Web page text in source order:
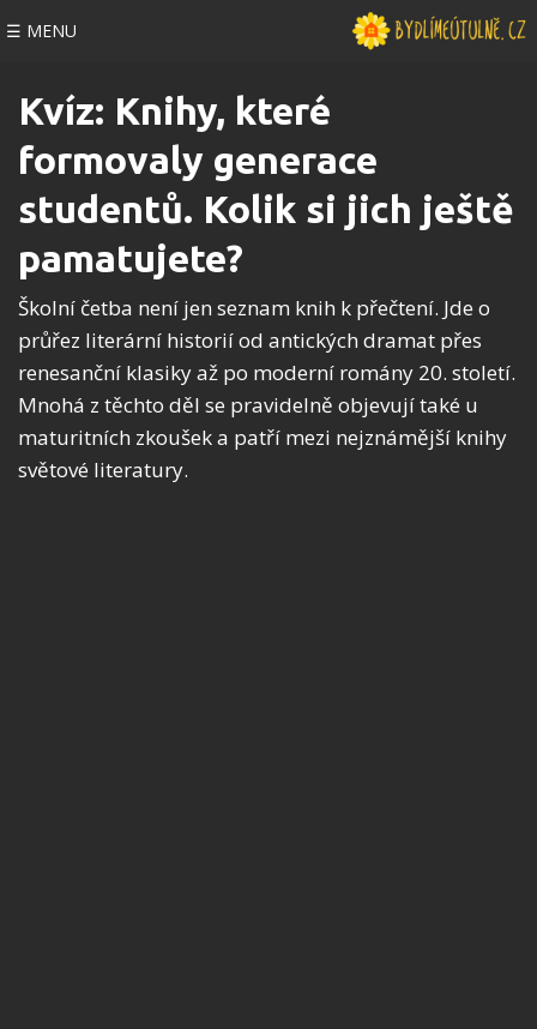
☰ MENU
Kvíz: Knihy, které
formovaly generace
studentů. Kolik si jich ještě
pamatujete?
Školní četba není jen seznam knih k přečtení. Jde o
průřez literární historií od antických dramat přes
renesanční klasiky až po moderní romány 20. století.
Mnohá z těchto děl se pravidelně objevují také u
maturitních zkoušek a patří mezi nejznámější knihy
světové literatury.